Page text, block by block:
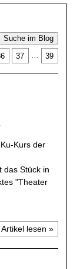
Suche im Blog
37 … 39
Kurs der
das Stück in
"Theater
Artikel lesen »